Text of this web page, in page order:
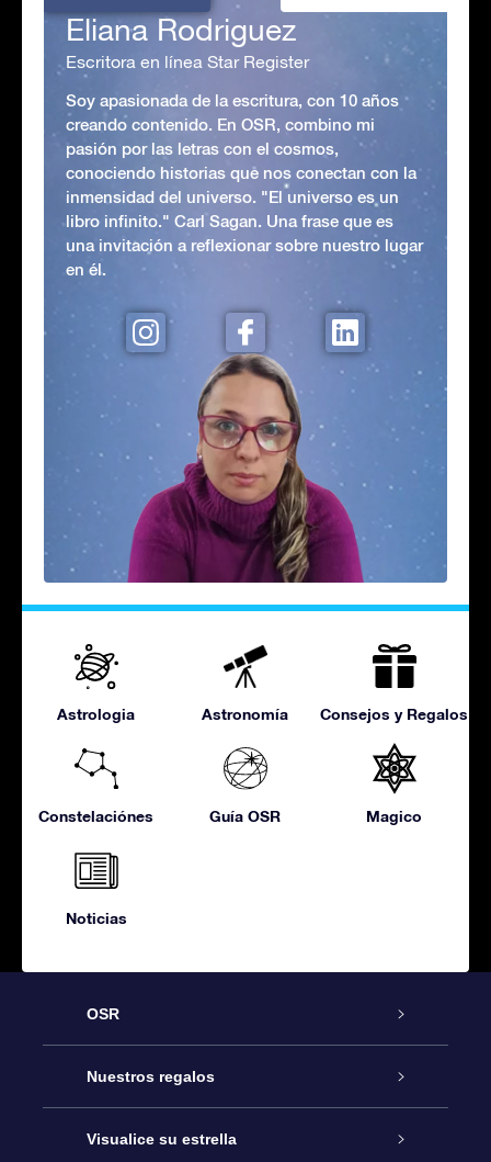
Eliana Rodriguez
Escritora en línea Star Register
Soy apasionada de la escritura, con 10 años
creando contenido. En OSR, combino mi
pasión por las letras con el cosmos,
conociendo historias que nos conectan con la
inmensidad del universo. "El universo es un
libro infinito." Carl Sagan. Una frase que es
una invitación a reflexionar sobre nuestro lugar
en él.
Astrologia Astronomía Consejos y Regalos
Constelaciónes Guía OSR Magico
Noticias
OSR
Atención
Contáctanos
Nuestros regalos
Regalo Estrella Online
Visualice su estrella